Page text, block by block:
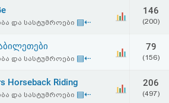
და სასტუმროები ▤⇠
146
(200)
და სასტუმროები ▤⇠
79
(156)
Horseback Riding
და სასტუმროები ▤⇠
206
(497)